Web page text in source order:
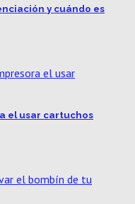
y cuándo es
el usar cartuchos